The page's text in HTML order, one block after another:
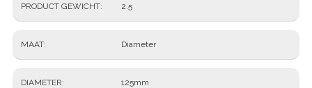
PRODUCT GEWICHT 2.5
MAAT Diameter
DIAMETER 125mm